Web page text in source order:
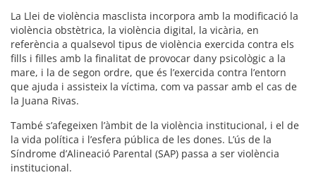
La Llei de violència masclista incorpora amb la modificació la
violència obstètrica, la violència digital, la vicària, en
referència a qualsevol tipus de violència exercida contra els
fills i filles amb la finalitat de provocar dany psicològic a la
mare, i la de segon ordre, que és l’exercida contra l’entorn
que ajuda i assisteix la víctima, com va passar amb el cas de
la Juana Rivas.
També s’afegeixen l’àmbit de la violència institucional, i el de
la vida política i l’esfera pública de les dones. L’ús de la
Síndrome d’Alineació Parental (SAP) passa a ser violència
institucional.